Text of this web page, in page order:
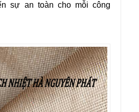
sự an toàn cho mỗi công